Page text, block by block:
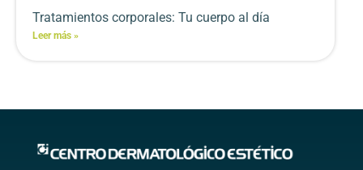
Tratamientos corporales: Tu cuerpo al día
Leer más »